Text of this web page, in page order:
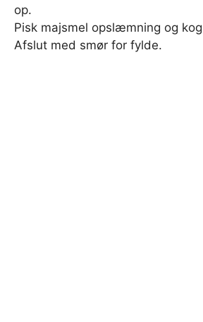
op.
Pisk majsmel opslæmning og
Afslut med smør for fylde.